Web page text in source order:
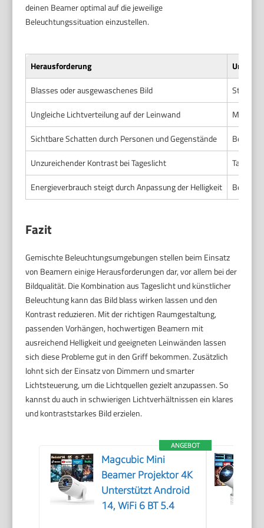
deinen Beamer optimal auf die jeweilige
Beleuchtungssituation einzustellen.
Herausforderung
Ursache
Blasses oder ausgewaschenes Bild
Starkes
Ungleiche Lichtverteilung auf der Leinwand
Mix aus
Sichtbare Schatten durch Personen und Gegenstände
Unzureichender Kontrast bei Tageslicht
Energieverbrauch steigt durch Anpassung der Helligkeit
Beamer
Fazit
Gemischte Beleuchtungsumgebungen stellen beim Einsatz
von Beamern einige Herausforderungen dar, vor allem bei der
Bildqualität. Die Kombination aus Tageslicht und künstlicher
Beleuchtung kann das Bild blass wirken lassen und den
Kontrast reduzieren. Mit der richtigen Raumgestaltung,
passenden Vorhängen, hochwertigen Beamern mit
ausreichend Helligkeit und geeigneten Leinwänden lassen
sich diese Probleme gut in den Griff bekommen. Zusätzlich
lohnt sich der Einsatz von Dimmern und smarter
Lichtsteuerung, um die Lichtquellen gezielt anzupassen. So
kannst du auch in schwierigen Lichtverhältnissen ein klares
und kontraststarkes Bild erzielen.
ANGEBOT
Magcubic Mini
Beamer Projektor 4K
Unterstützt Android
14, WiFi 6 BT 5.4